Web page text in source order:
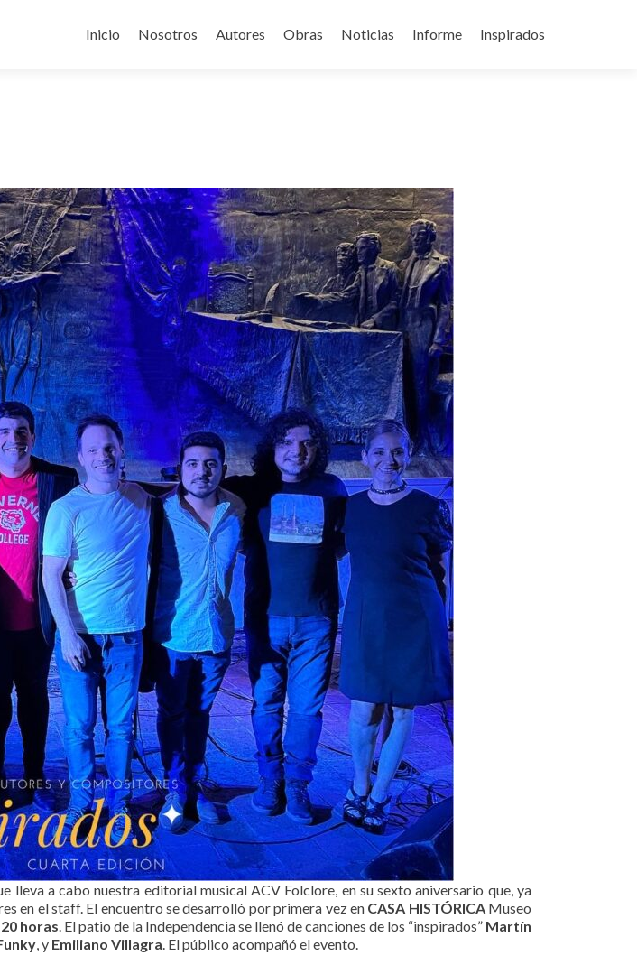
al
Inicio Nosotros Autores Obras Noticias Informe Inspirados
lleva a cabo nuestra editorial musical ACV Folclore, en su sexto aniversario que, ya
en el staff. El encuentro se desarrolló por primera vez en CASA HISTÓRICAMuseo
horas. El patio de la Independencia se llenó de canciones de los “inspirados” Martín
, y Emiliano Villagra. El público acompañó el evento.